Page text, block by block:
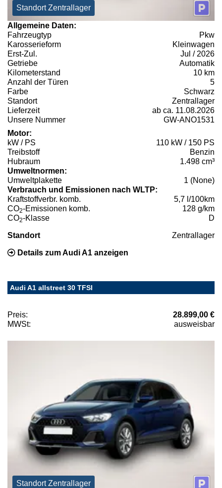
Standort Zentrallager
Allgemeine Daten:
Fahrzeugtyp
Pkw
Karosserieform
Kleinwagen
Erst-Zul.
Jul / 2026
Getriebe
Automatik
Kilometerstand
10 km
Anzahl der Türen
5
Farbe
Schwarz
Standort
Zentrallager
Lieferzeit
ab ca. 11.08.2026
Unsere Nummer
GW-ANO1531
Motor:
kW / PS
110 kW / 150 PS
Treibstoff
Benzin
Hubraum
1.498 cm³
Umweltnormen:
Umweltplakette
1 (None)
Verbrauch und Emissionen nach WLTP:
Kraftstoffverbr. komb.
5,7 l/100km
CO2-Emissionen komb.
128 g/km
CO2-Klasse D
Standort Zentrallager
Details zum Audi A1 anzeigen
Audi A1 allstreet 30 TFSI
Preis:
28.899,00 €
MWSt:
ausweisbar
Standort Zentrallager